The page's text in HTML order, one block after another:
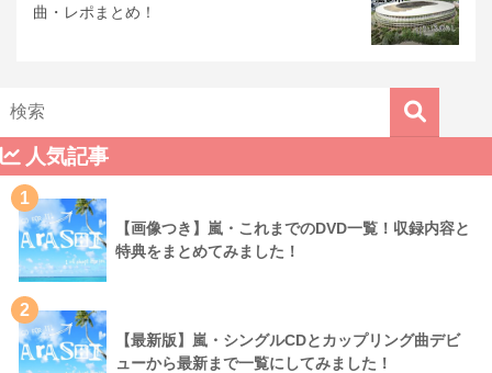
曲・レポまとめ！
人気記事
1
【画像つき】嵐・これまでのDVD一覧！収録内容と
特典をまとめてみました！
2
【最新版】嵐・シングルCDとカップリング曲デビ
ューから最新まで一覧にしてみました！